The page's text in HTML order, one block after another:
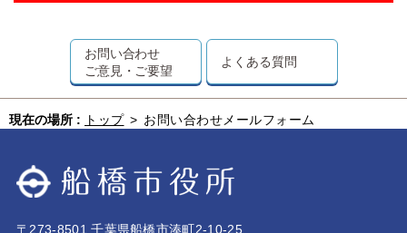
お問い合わせ
ご意見・ご要望
よくある質問
現在の場所 : トップ > お問い合わせメールフォーム
〒273-8501 千葉県船橋市湊町2-10-25